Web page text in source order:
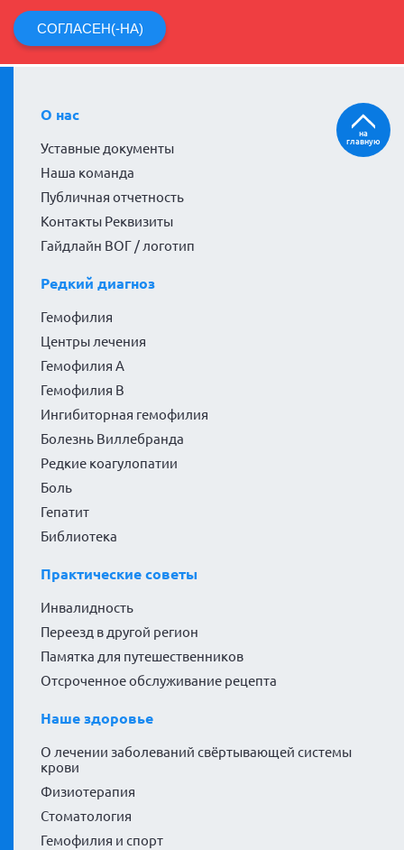
СОГЛАСЕН(-НА)
О нас
Уставные документы
Наша команда
Публичная отчетность
Контакты Реквизиты
Гайдлайн ВОГ / логотип
Редкий диагноз
Гемофилия
Центры лечения
Гемофилия А
Гемофилия В
Ингибиторная гемофилия
Болезнь Виллебранда
Редкие коагулопатии
Боль
Гепатит
Библиотека
Практические советы
Инвалидность
Переезд в другой регион
Памятка для путешественников
Отсроченное обслуживание рецепта
Наше здоровье
О лечении заболеваний свёртывающей системы
крови
Физиотерапия
Стоматология
Гемофилия и спорт
на
главную